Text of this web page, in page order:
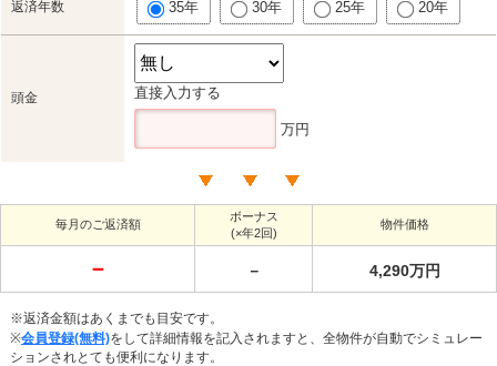
返済年数 35年 30年 25年 20年
頭金 直接入力する
万円
毎月のご返済額
ボーナス
(×年2回)
物件価格
－ － 4,290万円
※返済金額はあくまでも目安です。
※会員登録(無料)をして詳細情報を記入されますと、全物件が自動でシミュレー
ションされとても便利になります。